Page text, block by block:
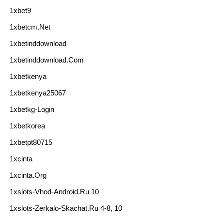
1xbet9
1xbetcm.net
1xbetinddownload
1xbetinddownload.com
1xbetkenya
1xbetkenya25067
1xbetkg-Login
1xbetkorea
1xbetpt80715
1xcinta
1xcinta.org
1xslots-Vhod-Android.ru 10
1xslots-Zerkalo-Skachat.ru 4-8, 10